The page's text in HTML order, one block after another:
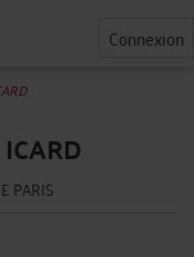
Connexion
PARIS